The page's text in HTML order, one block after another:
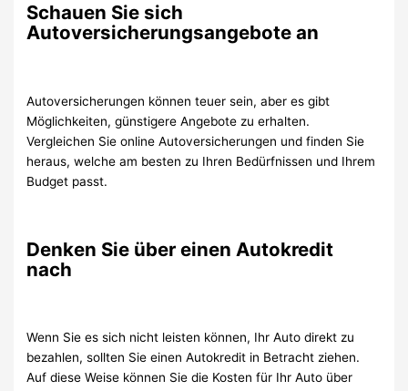
Schauen Sie sich
Autoversicherungsangebote an
Autoversicherungen können teuer sein, aber es gibt
Möglichkeiten, günstigere Angebote zu erhalten.
Vergleichen Sie online Autoversicherungen und finden Sie
heraus, welche am besten zu Ihren Bedürfnissen und Ihrem
Budget passt.
Denken Sie über einen Autokredit
nach
Wenn Sie es sich nicht leisten können, Ihr Auto direkt zu
bezahlen, sollten Sie einen Autokredit in Betracht ziehen.
Auf diese Weise können Sie die Kosten für Ihr Auto über